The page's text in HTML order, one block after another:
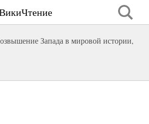
Запада в мировой истории,